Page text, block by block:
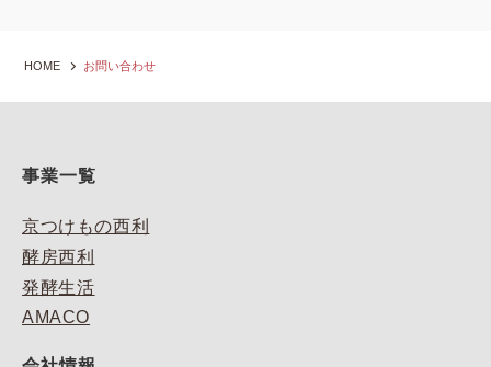
HOME お問い合わせ
事業一覧
京つけもの西利
酵房西利
発酵生活
AMACO